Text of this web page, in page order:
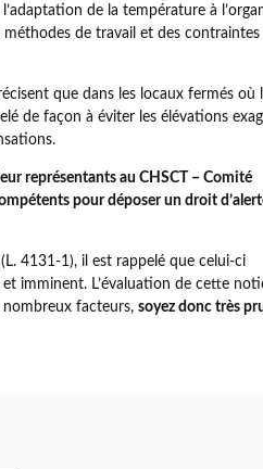
de la température à
de travail et des contraintes
que dans les locaux fermés où
de façon à éviter les élévations
représentants au CHSCT – Comité
pour déposer un droit
4131-1), il est rappelé que celui-ci
imminent. L’évaluation de cette
nombreux facteurs, soyez donc très